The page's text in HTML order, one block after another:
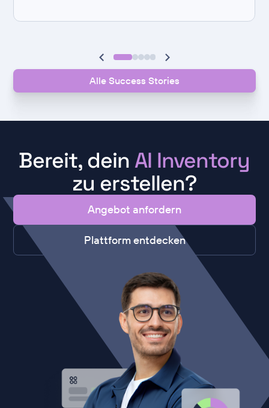
Alle Success Stories
Bereit, dein AI Inventory
zu erstellen?
Angebot anfordern
Plattform entdecken